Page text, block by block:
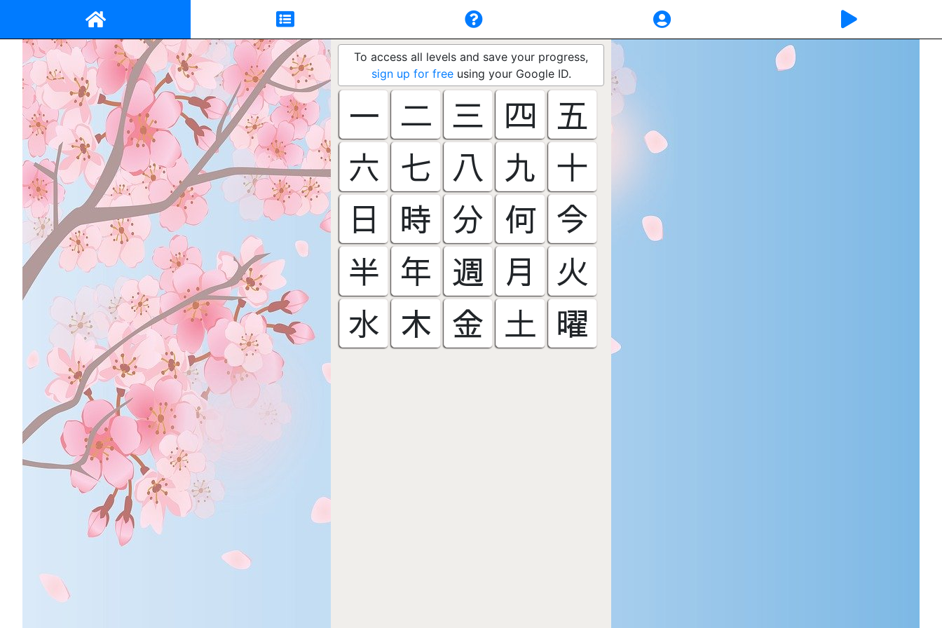
To access all levels and save your progress,
sign up for freeusing your Google ID.
一 二 三 四 五
六 七 八 九 十
日
時 分 何 今
半 年 週 月
火
水 木 金 土 曜